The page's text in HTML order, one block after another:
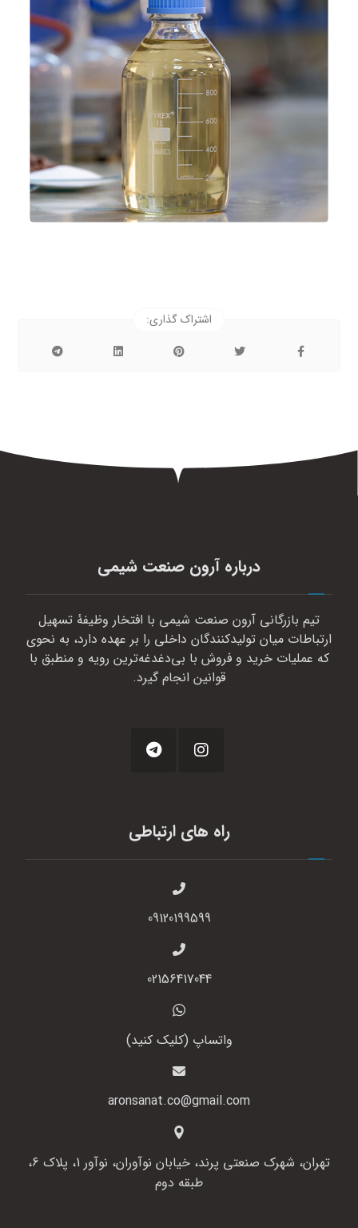
درباره آرون صنعت شیمی
تیم بازرگانی آرون صنعت شیمی با افتخار وظیفهٔ تسهیل
ارتباطات میان تولیدکنندگان داخلی را بر عهده دارد، به نحوی
که عملیات خرید و فروش با بی‌دغدغه‌ترین رویه و منطبق با
قوانین انجام گیرد.
راه های ارتباطی
09120199599
02156417044
واتساپ (کلیک کنید)
aronsanat.co@gmail.com
تهران، شهرک صنعتی پرند، خیابان نوآوران، نوآور 1، پلاک 6،
طبقه دوم